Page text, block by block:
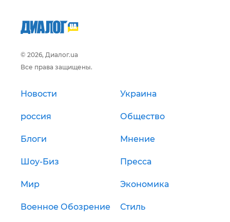
© 2026, Диалог.ua
Все права защищены.
Новости Украина
россия Общество
Блоги Мнение
Шоу-Биз Пресса
Мир Экономика
Военное Обозрение Стиль